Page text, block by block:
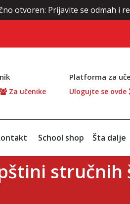
Prijavite se odmah i rezervišite
Za učenike
Platforma za
Ulogujte se ovde
School shop Šta dalje
stručnih